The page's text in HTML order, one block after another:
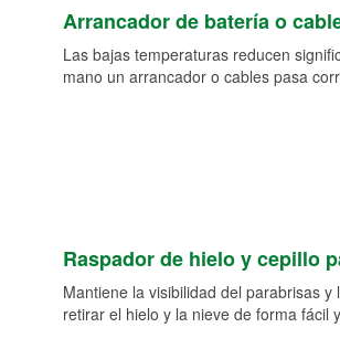
Arrancador de batería o
Las bajas temperaturas reducen
mano un arrancador o cables pasa
Raspador de hielo y cepillo
Mantiene la visibilidad del parabrisas
retirar el hielo y la nieve de forma fácil